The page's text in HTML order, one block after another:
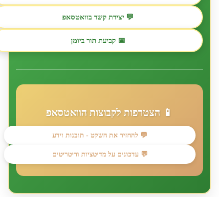
💬 יצירת קשר בוואטסאפ
📅 קביעת תור ביומן
📱 הצטרפות לקבוצות הוואטסאפ
💬 להחזיר את השקט - תובנות וידע
💬 עדכונים על מדיטציות וריטריטים